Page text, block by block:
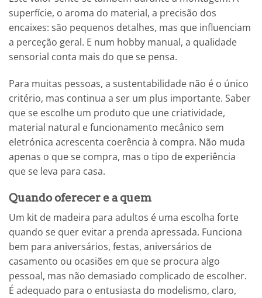
superfície, o aroma do material, a precisão dos
encaixes: são pequenos detalhes, mas que influenciam
a perceção geral. E num hobby manual, a qualidade
sensorial conta mais do que se pensa.
Para muitas pessoas, a sustentabilidade não é o único
critério, mas continua a ser um plus importante. Saber
que se escolhe um produto que une criatividade,
material natural e funcionamento mecânico sem
eletrónica acrescenta coerência à compra. Não muda
apenas o que se compra, mas o tipo de experiência
que se leva para casa.
Quando oferecer e a quem
Um kit de madeira para adultos é uma escolha forte
quando se quer evitar a prenda apressada. Funciona
bem para aniversários, festas, aniversários de
casamento ou ocasiões em que se procura algo
pessoal, mas não demasiado complicado de escolher.
É adequado para o entusiasta do modelismo, claro,